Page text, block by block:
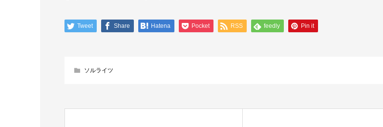
Tweet Share Hatena Pocket RSS feedly Pin it
ソルライツ